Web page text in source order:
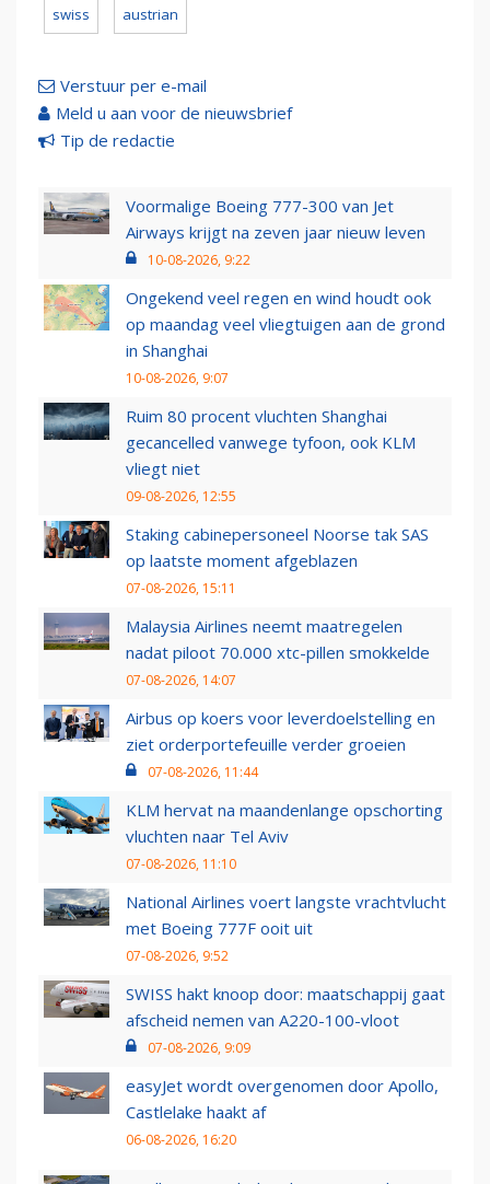
swiss austrian
Verstuur per e-mail
Meld u aan voor de nieuwsbrief
Tip de redactie
Voormalige Boeing 777-300 van Jet
Airways krijgt na zeven jaar nieuw leven
10-08-2026, 9:22
Ongekend veel regen en wind houdt ook
op maandag veel vliegtuigen aan de grond
in Shanghai
10-08-2026, 9:07
Ruim 80 procent vluchten Shanghai
gecancelled vanwege tyfoon, ook KLM
vliegt niet
09-08-2026, 12:55
Staking cabinepersoneel Noorse tak SAS
op laatste moment afgeblazen
07-08-2026, 15:11
Malaysia Airlines neemt maatregelen
nadat piloot 70.000 xtc-pillen smokkelde
07-08-2026, 14:07
Airbus op koers voor leverdoelstelling en
ziet orderportefeuille verder groeien
07-08-2026, 11:44
KLM hervat na maandenlange opschorting
vluchten naar Tel Aviv
07-08-2026, 11:10
National Airlines voert langste vrachtvlucht
met Boeing 777F ooit uit
07-08-2026, 9:52
SWISS hakt knoop door: maatschappij gaat
afscheid nemen van A220-100-vloot
07-08-2026, 9:09
easyJet wordt overgenomen door Apollo,
Castlelake haakt af
06-08-2026, 16:20